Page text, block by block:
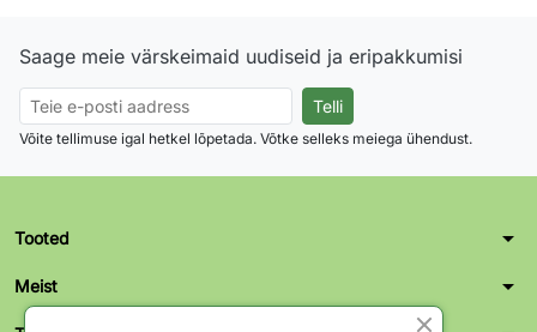
Saage meie värskeimaid uudiseid ja eripakkumisi
Võite tellimuse igal hetkel lõpetada. Võtke selleks meiega ühendust.
Tooted arrow_drop_down
Meist arrow_drop_down